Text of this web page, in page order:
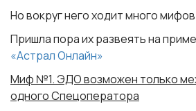
Но вокруг него ходит много
Пришла пора их развеять на
«Астрал Онлайн»
Миф №1. ЭДО возможен только
одного Спецоператора